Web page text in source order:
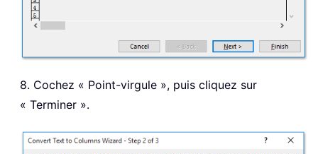
8. Cochez « Point-virgule », puis cliquez sur
« Terminer ».